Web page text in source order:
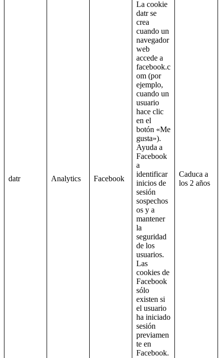
datr Analytics Facebook
La cookie
datr se
crea
cuando un
navegador
web
accede a
facebook.c
om (por
ejemplo,
cuando un
usuario
hace clic
en el
botón «Me
gusta»).
Ayuda a
Facebook
a
identificar
inicios de
sesión
sospechos
os y a
mantener
la
seguridad
de los
usuarios.
Las
cookies de
Facebook
sólo
existen si
el usuario
ha iniciado
sesión
previamen
te en
Facebook.
Caduca a
los 2 años